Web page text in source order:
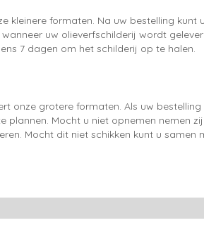
kleinere formaten. Na uw bestelling kunt
uw olieverfschilderij wordt
7 dagen om het schilderij op te halen.
onze grotere formaten. Als uw
plannen. Mocht u niet opnemen nemen
Mocht dit niet schikken kunt u samen